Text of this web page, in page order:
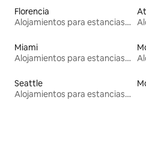
Florencia
Alojamientos para estancias largas
Miami
Alojamientos para estancias largas
Seattle
Alojamientos para estancias largas